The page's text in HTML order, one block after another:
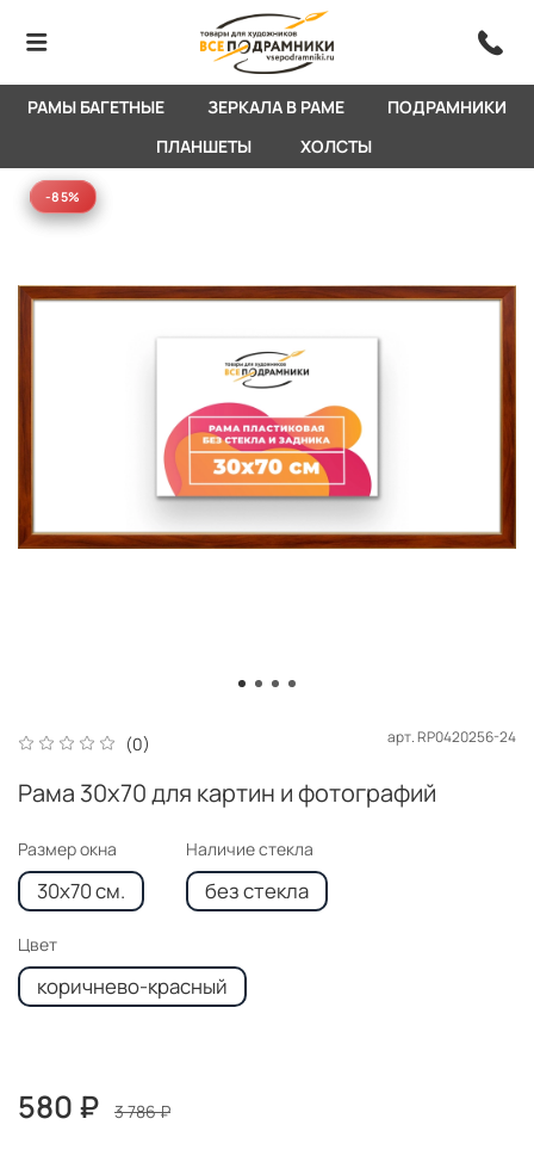
РАМЫ БАГЕТНЫЕ ЗЕРКАЛА В РАМЕ
ПОДРАМНИКИ
ПЛАНШЕТЫ
ХОЛСТЫ
-85%
-85%
(0) арт.RP0420256-24
Рама 30x70 для картин и фотографий
Размер окна
30x70 см.
Наличие стекла
без стекла
Цвет
коричнево-красный
580 ₽ 3 786 ₽